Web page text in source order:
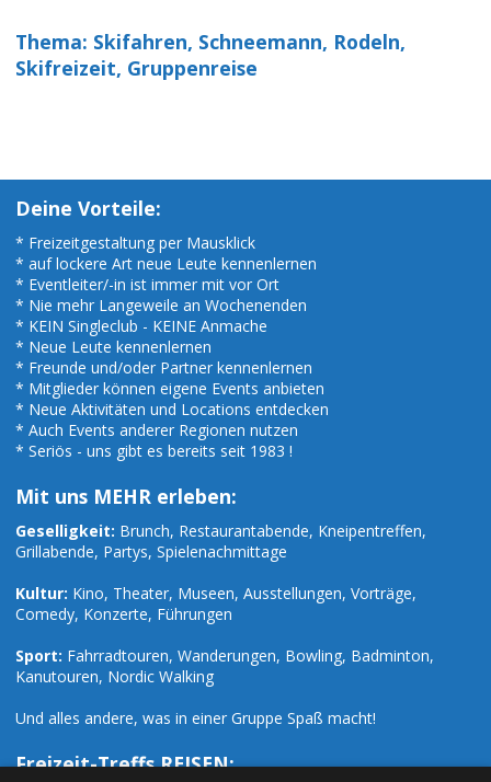
Thema: Skifahren, Schneemann, Rodeln,
Skifreizeit, Gruppenreise
Deine Vorteile:
* Freizeitgestaltung per Mausklick
* auf lockere Art neue Leute kennenlernen
* Eventleiter/-in ist immer mit vor Ort
* Nie mehr Langeweile an Wochenenden
* KEIN Singleclub - KEINE Anmache
* Neue Leute kennenlernen
* Freunde und/oder Partner kennenlernen
* Mitglieder können eigene Events anbieten
* Neue Aktivitäten und Locations entdecken
* Auch Events anderer Regionen nutzen
* Seriös - uns gibt es bereits seit 1983 !
Mit uns MEHR erleben:
Geselligkeit: Brunch, Restaurantabende, Kneipentreffen,
Grillabende, Partys, Spielenachmittage
Kultur: Kino, Theater, Museen, Ausstellungen, Vorträge,
Comedy, Konzerte, Führungen
Sport: Fahrradtouren, Wanderungen, Bowling, Badminton,
Kanutouren, Nordic Walking
Und alles andere, was in einer Gruppe Spaß macht!
Freizeit-Treffs REISEN: